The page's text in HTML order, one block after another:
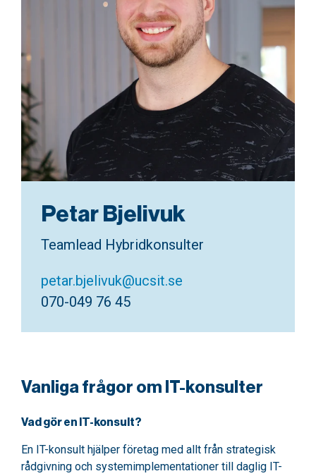
Petar Bjelivuk
Teamlead Hybridkonsulter
petar.bjelivuk@ucsit.se
070-049 76 45
Vanliga frågor om IT-konsulter
Vad gör en IT-konsult?
En IT-konsult hjälper företag med allt från strategisk
rådgivning och systemimplementationer till daglig IT-